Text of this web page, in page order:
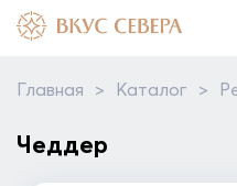
Главная > Каталог >
Чеддер